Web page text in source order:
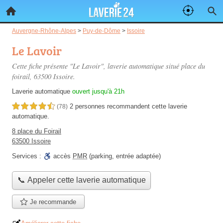
Auvergne-Rhône-Alpes > Puy-de-Dôme > Issoire
Le Lavoir
Cette fiche présente "Le Lavoir", laverie automatique situé place du
foirail, 63500 Issoire.
Laverie automatique ouvert jusqu'à 21h
4,5 étoiles sur 5 (78) 2 personnes recommandent cette laverie
automatique.
8 place du Foirail
63500 Issoire
Services :
accès PMR (parking, entrée adaptée)
📞 Appeler cette laverie automatique
Je recommande